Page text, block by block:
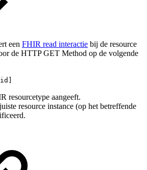
een FHIR read interactie bij de resource
de HTTP GET Method op de volgende
resourcetype aangeeft.
resource instance (op het betreffende